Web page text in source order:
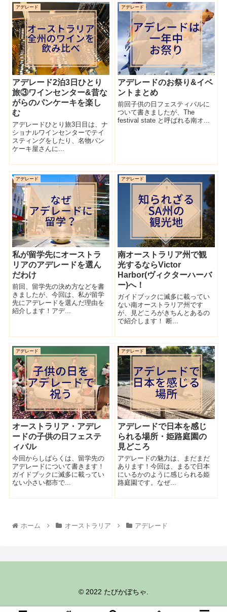
アデレード
アデレード2泊3日ひとり
旅③ワインセンター&昔な
がらのパンケーキを楽し
む
アデレードひとり旅3日目は、ナ
ショナルワインセンターでテイ
スティングをしたり、名物パン
ケーキ屋さんに...
アデレード
アデレードのお祭り&イベ
ントまとめ
前回子供の日フェスティバルに
ついて書きましたが、The
festival state と呼ばれる南オ...
アデレード
私が留学先にオーストラ
リアのアデレードを選ん
だわけ
前回、留学先の決め方などを書
きましたが、今回は、私が留学
先にアデレードを選んだ理由を
紹介します！アデ...
アデレード
南オーストラリア州で観
光するならVictor
Harbor(ヴィクターハーバ
ー)へ！
ガイドブックに滅多に載ってい
ない南オーストラリア州です
が、見どころがきちんとあるの
で紹介します！ 断...
アデレード
オーストラリア・アデレ
ードの子供の日フェステ
ィバル
今回からしばらくは、留学先の
アデレードについて書きます！
ガイドブックに滅多に載ってい
ない小さい都市で...
アデレード
アデレードで日本を感じ
られる場所・姫路庭園の
見どころ
アデレードの魅力は、まだまだ
あります！今回は、まるで日本
にいるかのように感じられる姫
路庭園です。なぜ...
ホーム オーストラリア アデレード
© 2022 たびかぼちゃ.